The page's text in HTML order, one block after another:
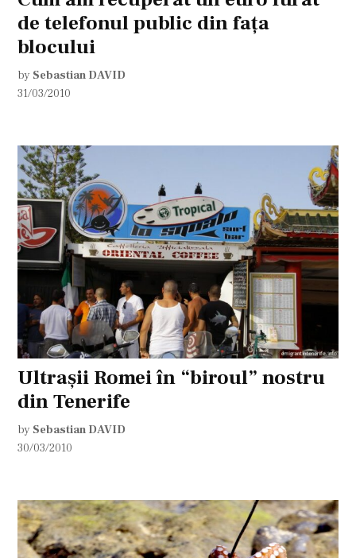
de telefonul public din faţa
blocului
by Sebastian DAVID
31/03/2010
Ultraşii Romei în “biroul” nostru
din Tenerife
by Sebastian DAVID
30/03/2010